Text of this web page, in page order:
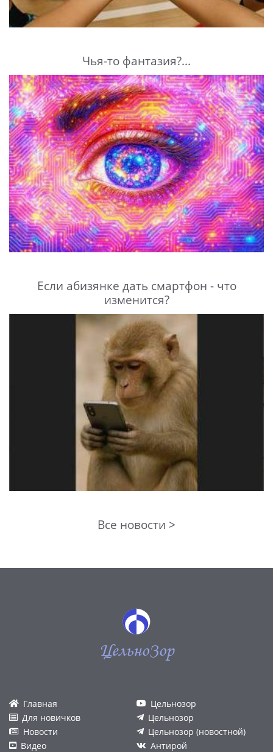
Чья-то фантазия?...
Если абизянке дать смартфон - что
изменится?
Все новости >
ЦельноЗор
Главная
Для новичков
Новости
Видео
Цельнозор
Цельнозор
Цельнозор (новостной)
Антирой